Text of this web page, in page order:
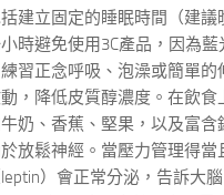
建立固定的睡眠時間（建議
時避免使用3C產品，因為
習正念呼吸、泡澡或簡單的
，降低皮質醇濃度。在飲食
奶、香蕉、堅果，以及富含
放鬆神經。當壓力管理得當
）會正常分泌，告訴大